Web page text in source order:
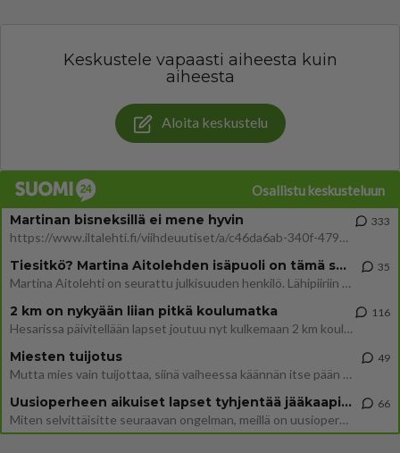
Keskustele vapaasti aiheesta kuin
aiheesta
Aloita keskustelu
Osallistu keskusteluun
Martinan bisneksillä ei mene hyvin
https://www.iltalehti.fi/viihdeuutiset/a/c46da6ab-340f-4790-aaa7-0865eed2336 Yrityksen konkurssihakemus on tullut kärä
333
Tiesitkö? Martina Aitolehden isäpuoli on tämä suosittu laulaja
Martina Aitolehti on seurattu julkisuuden henkilö. Lähipiiriin mahtuu muitakin tunnettuja henkilöitä. Tiesitkö, että Ma
35
2 km on nykyään liian pitkä koulumatka
Hesarissa päivitellään lapset joutuu nyt kulkemaan 2 km kouluun jösses. Ruostefillarilla tuo matka menee vaikka miten äk
116
Miesten tuijotus
Mutta mies vain tuijottaa, siinä vaiheessa käännän itse pään pois. Mikä juttu? Yleensä jos joku tuijottaa tai katsoo, hä
49
Uusioperheen aikuiset lapset tyhjentää jääkaapin käydessään
Miten selvittäisitte seuraavan ongelman, meillä on uusioperhe, minulla teini-ikäiset lapset ja puolisolla aikuiset, jotk
66